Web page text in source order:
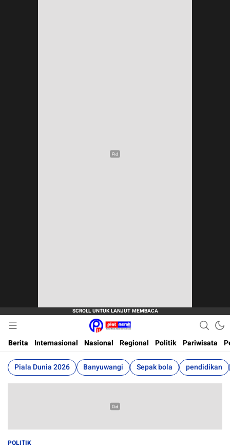
Plat Merah
Berita Terkini, Akurat, Terpercaya Dan Cepat
Berita
Internasional Nasional Regional Politik Pariwisata
Piala Dunia 2026 Banyuwangi Sepak bola pendidikan
POLITIK